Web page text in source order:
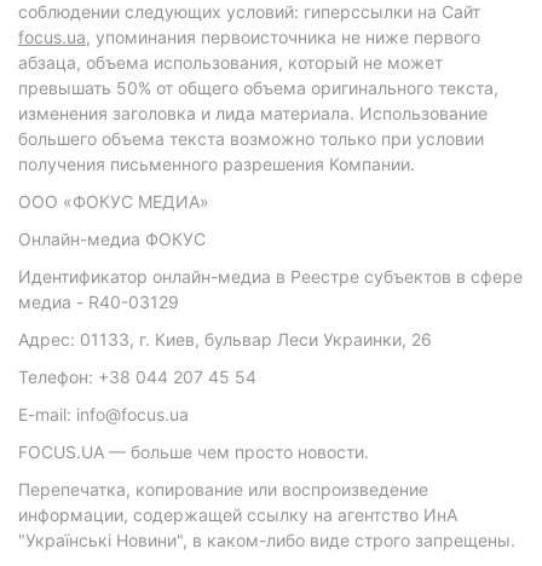
соблюдении следующих условий: гиперссылки на Сайт
focus.ua, упоминания первоисточника не ниже первого
абзаца, объема использования, который не может
превышать 50% от общего объема оригинального текста,
изменения заголовка и лида материала. Использование
большего объема текста возможно только при условии
получения письменного разрешения Компании.
ООО «ФОКУС МЕДИА»
Онлайн-медиа ФОКУС
Идентификатор онлайн-медиа в Реестре субъектов в сфере
медиа - R40-03129
Адрес: 01133, г. Киев, бульвар Леси Украинки, 26
Телефон: +38 044 207 45 54
E-mail: info@focus.ua
FOCUS.UA — больше чем просто новости.
Перепечатка, копирование или воспроизведение
информации, содержащей ссылку на агентство ИнА
"Українські Новини", в каком-либо виде строго запрещены.